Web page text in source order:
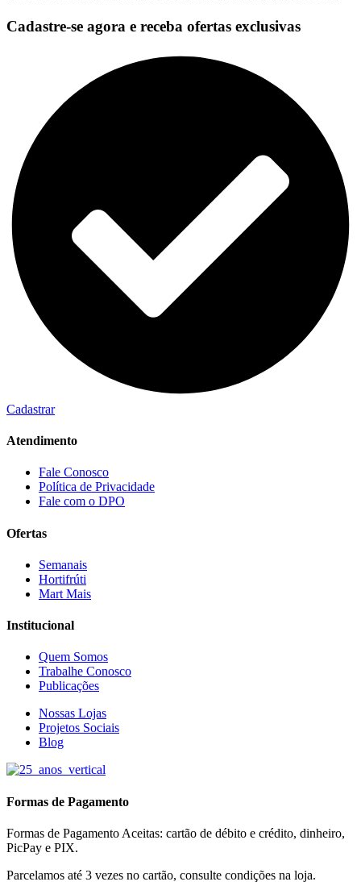
Cadastre-se agora e receba ofertas exclusivas
Cadastrar
Atendimento
Fale Conosco
Política de Privacidade
Fale com o DPO
Ofertas
Semanais
Hortifrúti
Mart Mais
Institucional
Quem Somos
Trabalhe Conosco
Publicações
Nossas Lojas
Projetos Sociais
Blog
Formas de Pagamento
Formas de Pagamento Aceitas: cartão de débito e crédito, dinheiro,
PicPay e PIX.
Parcelamos até 3 vezes no cartão, consulte condições na loja.